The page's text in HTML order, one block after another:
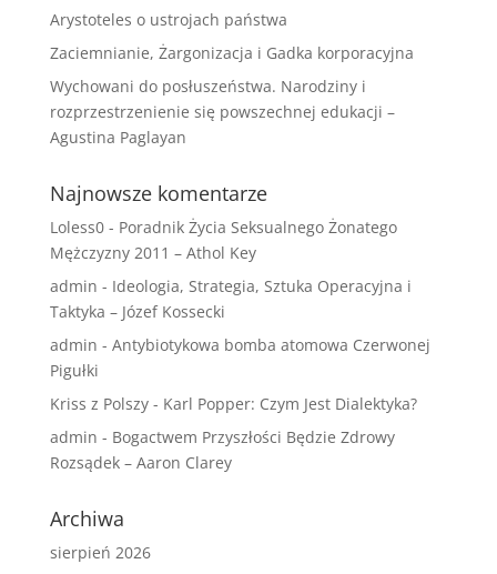
Arystoteles o ustrojach państwa
Zaciemnianie, Żargonizacja i Gadka korporacyjna
Wychowani do posłuszeństwa. Narodziny i
rozprzestrzenienie się powszechnej edukacji –
Agustina Paglayan
Najnowsze komentarze
Loless0- Poradnik Życia Seksualnego Żonatego
Mężczyzny 2011 – Athol Key
admin - Ideologia, Strategia, Sztuka Operacyjna i
Taktyka – Józef Kossecki
admin - Antybiotykowa bomba atomowa Czerwonej
Pigułki
Kriss z Polszy- Karl Popper: Czym Jest Dialektyka?
admin - Bogactwem Przyszłości Będzie Zdrowy
Rozsądek – Aaron Clarey
Archiwa
sierpień 2026